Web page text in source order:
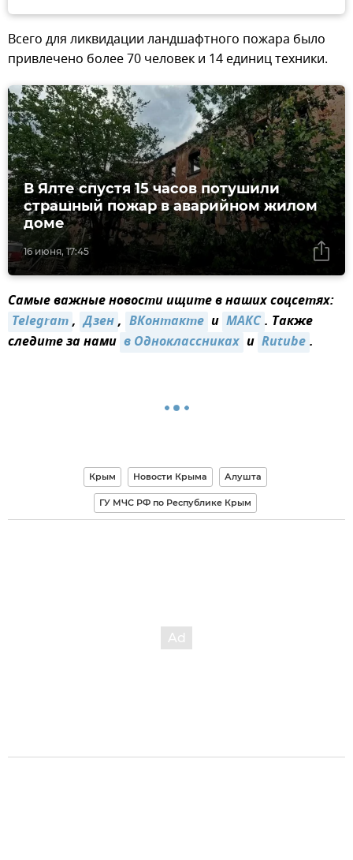
Всего для ликвидации ландшафтного пожара было
привлечено более 70 человек и 14 единиц техники.
16 июня, 17:45
В Ялте спустя 15 часов потушили
страшный пожар в аварийном жилом
доме
Самые важные новости ищите в наших соцсетях:
Telegram, Дзен, ВКонтакте и МАКС. Также
следите за нами в Одноклассниках и Rutube.
Крым Новости Крыма Алушта
ГУ МЧС РФ по Республике Крым